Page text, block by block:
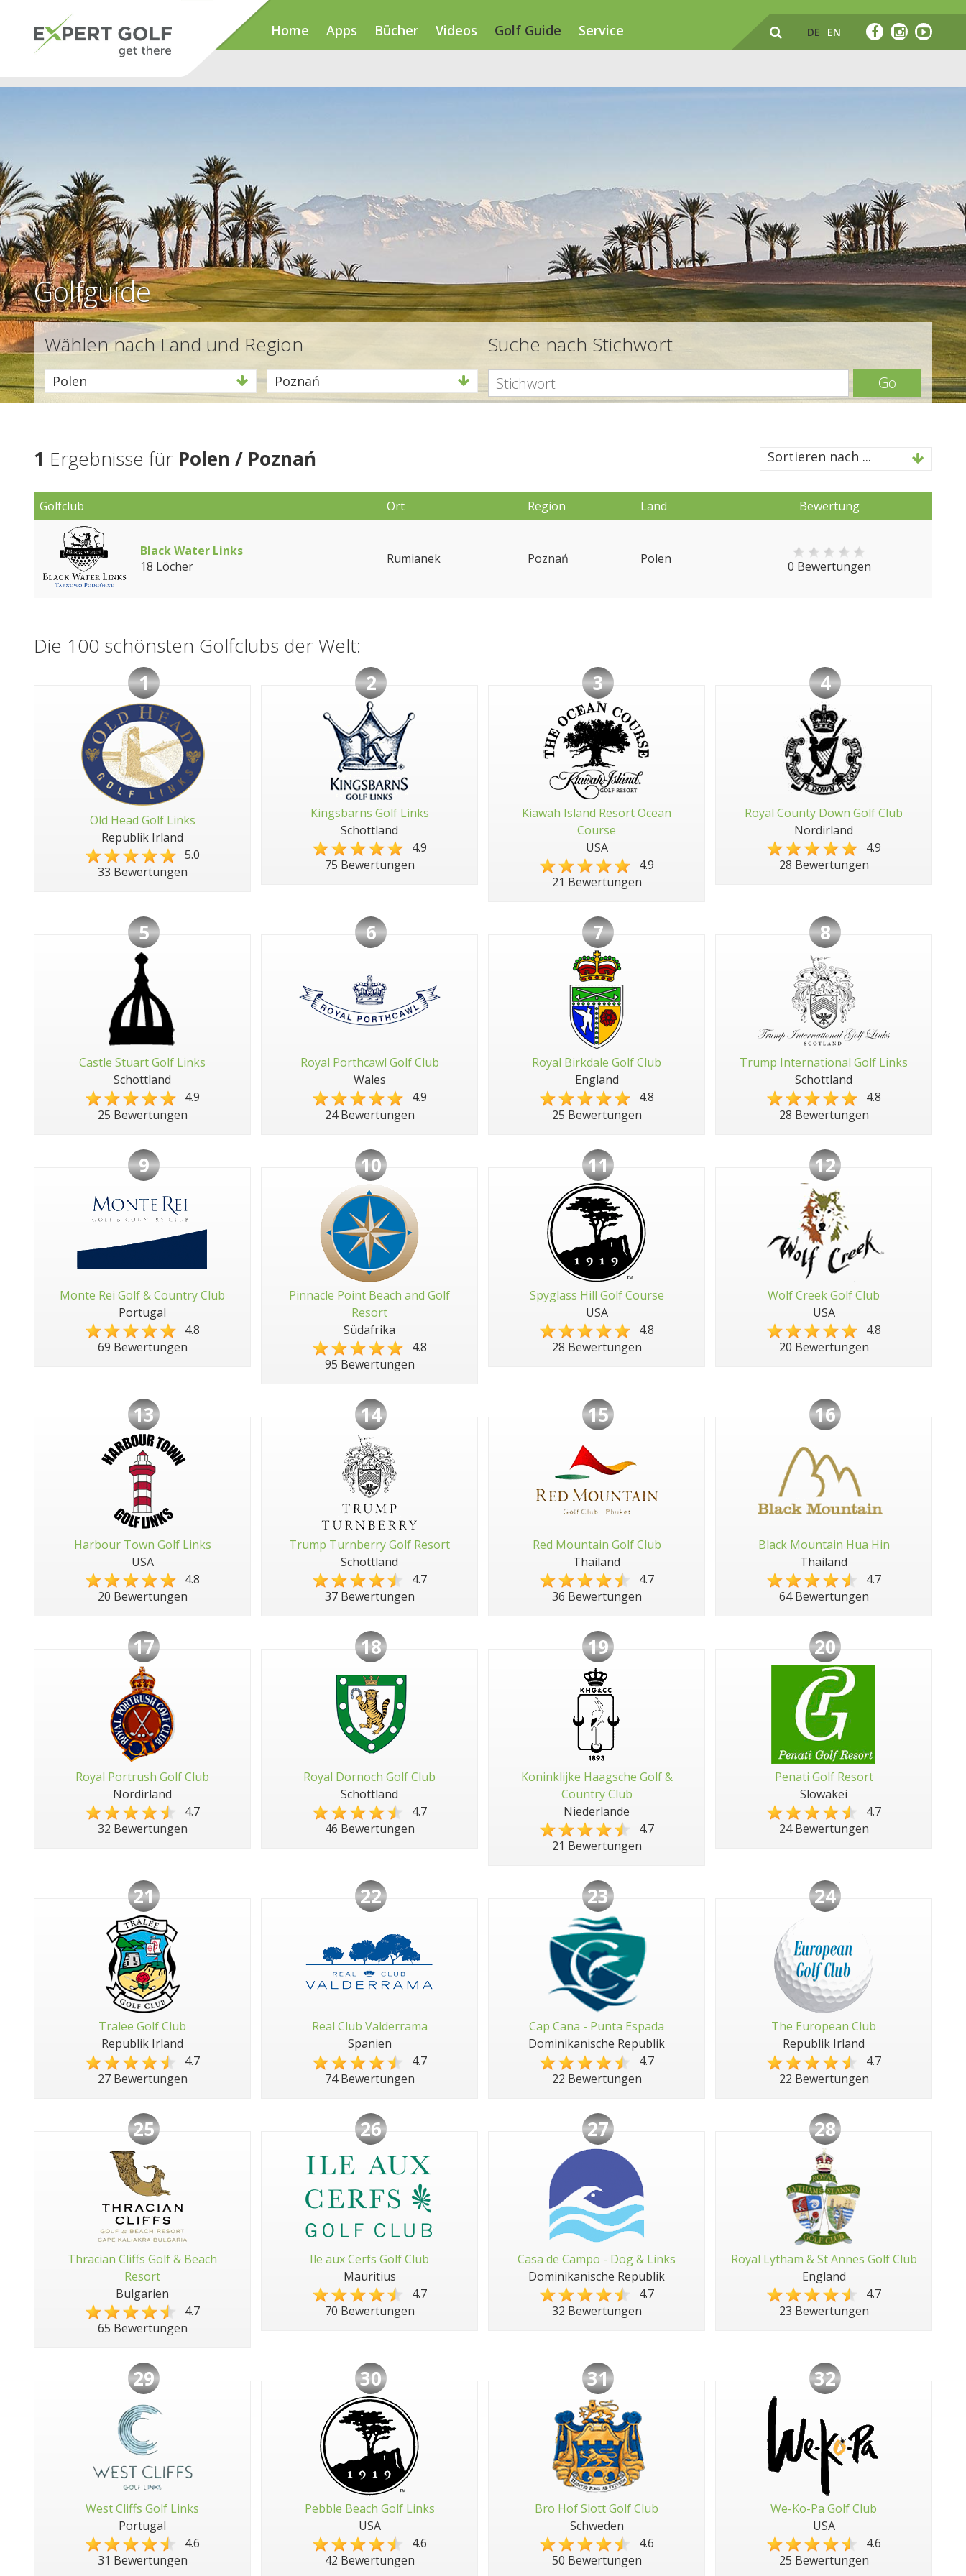
Home Apps Bücher Videos Golf Guide Service DE EN
Golfguide
Wählen nach Land und Region
Polen Poznań
Suche nach Stichwort
Go
1 Ergebnisse für Polen / Poznań Sortieren nach ...
Golfclub Ort Region Land Bewertung
Black Water Links
18 Löcher
Rumianek Poznań Polen 0 Bewertungen
Die 100 schönsten Golfclubs der Welt:
1
Old Head Golf Links
Republik Irland
5.0
33 Bewertungen
2
Kingsbarns Golf Links
Schottland
4.9
75 Bewertungen
3
Kiawah Island Resort Ocean
Course
USA
4.9
21 Bewertungen
4
Royal County Down Golf Club
Nordirland
4.9
28 Bewertungen
5
Castle Stuart Golf Links
Schottland
4.9
25 Bewertungen
6
Royal Porthcawl Golf Club
Wales
4.9
24 Bewertungen
7
Royal Birkdale Golf Club
England
4.8
25 Bewertungen
8
Trump International Golf Links
Schottland
4.8
28 Bewertungen
9
Monte Rei Golf & Country Club
Portugal
4.8
69 Bewertungen
10
Pinnacle Point Beach and Golf
Resort
Südafrika
4.8
95 Bewertungen
11
Spyglass Hill Golf Course
USA
4.8
28 Bewertungen
12
Wolf Creek Golf Club
USA
4.8
20 Bewertungen
13
Harbour Town Golf Links
USA
4.8
20 Bewertungen
14
Trump Turnberry Golf Resort
Schottland
4.7
37 Bewertungen
15
Red Mountain Golf Club
Thailand
4.7
36 Bewertungen
16
Black Mountain Hua Hin
Thailand
4.7
64 Bewertungen
17
Royal Portrush Golf Club
Nordirland
4.7
32 Bewertungen
18
Royal Dornoch Golf Club
Schottland
4.7
46 Bewertungen
19
Koninklijke Haagsche Golf &
Country Club
Niederlande
4.7
21 Bewertungen
20
Penati Golf Resort
Slowakei
4.7
24 Bewertungen
21
Tralee Golf Club
Republik Irland
4.7
27 Bewertungen
22
Real Club Valderrama
Spanien
4.7
74 Bewertungen
23
Cap Cana - Punta Espada
Dominikanische Republik
4.7
22 Bewertungen
24
The European Club
Republik Irland
4.7
22 Bewertungen
25
Thracian Cliffs Golf & Beach
Resort
Bulgarien
4.7
65 Bewertungen
26
Ile aux Cerfs Golf Club
Mauritius
4.7
70 Bewertungen
27
Casa de Campo - Dog & Links
Dominikanische Republik
4.7
32 Bewertungen
28
Royal Lytham & St Annes Golf Club
England
4.7
23 Bewertungen
29
West Cliffs Golf Links
Portugal
4.6
31 Bewertungen
30
Pebble Beach Golf Links
USA
4.6
42 Bewertungen
31
Bro Hof Slott Golf Club
Schweden
4.6
50 Bewertungen
32
We-Ko-Pa Golf Club
USA
4.6
25 Bewertungen